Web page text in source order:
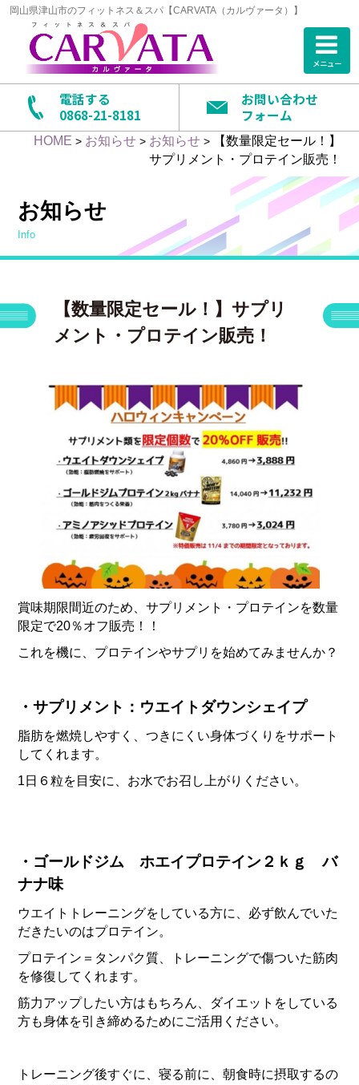
岡山県津山市のフィットネス＆スパ【CARVATA（カルヴァータ）】
メニュー
電話する
0868-21-8181
お問い合わせ
フォーム
HOME > お知らせ> お知らせ>
【数量限定セール！】
サプリメント・プロテイン販売！
お知らせ
info
【数量限定セール！】サプリ
メント・プロテイン販売！
賞味期限間近のため、サプリメント・プロテインを数量
限定で20％オフ販売！！
これを機に、プロテインやサプリを始めてみませんか？
・サプリメント：ウエイトダウンシェイプ
脂肪を燃焼しやすく、つきにくい身体づくりをサポート
してくれます。
1日６粒を目安に、お水でお召し上がりください。
・ゴールドジム ホエイプロテイン２ｋｇ バ
ナナ味
ウエイトトレーニングをしている方に、必ず飲んでいた
だきたいのはプロテイン。
プロテイン＝タンパク質、トレーニングで傷ついた筋肉
を修復してくれます。
筋力アップしたい方はもちろん、ダイエットをしている
方も身体を引き締めるためにご活用ください。
トレーニング後すぐに、寝る前に、朝食時に摂取するの